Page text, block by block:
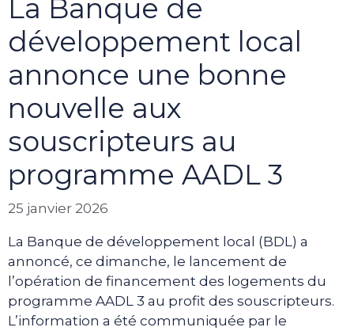
La Banque de
développement local
annonce une bonne
nouvelle aux
souscripteurs au
programme AADL 3
25 janvier 2026
La Banque de développement local (BDL) a
annoncé, ce dimanche, le lancement de
l’opération de financement des logements du
programme AADL 3 au profit des souscripteurs.
L’information a été communiquée par le